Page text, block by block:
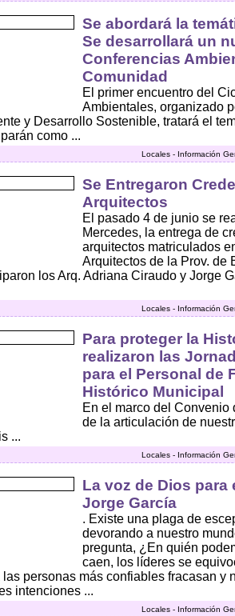
Se abordará la
Se desarrollará un
Conferencias
Comunidad
El primer encuentro del
Ambientales, organizado
y Desarrollo Sostenible, tratará el
como ...
Locales - Información
Se Entregaron
Arquitectos
El pasado 4 de junio se
Mercedes, la entrega de
arquitectos matriculados
Arquitectos de la Prov. de
los Arq. Adriana Ciraudo y Jorge
Locales - Información
Para proteger la
realizaron las
para el Personal de
Histórico Municipal
En el marco del
de la articulación de
...
Locales - Información
La voz de Dios para
Jorge García
. Existe una plaga de
devorando a nuestro
pregunta, ¿En quién
caen, los líderes se
las personas más confiables fracasan y
intenciones ...
Locales - Información